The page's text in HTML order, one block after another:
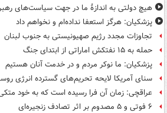
هیچ دولتی به اندازۀ ما در جهت سیاست‌های
پزشکیان: هرگز استعفا نداده‌ام و نخواهم داد
تجاوزات مجدد رژیم صهیونیستی به جنوب لبنان
حمله به ۱۵ نفتکش‌ اماراتی از ابتدای جنگ
پزشکیان: ما نوکر مردم و در خدمت آنان هستیم
سنای آمریکا لایحه تحریم‌های گسترده انرژی
عراقچی: زمان آن فرا رسیده است که به خود
۶ فوتی و ۵ مصدوم بر اثر تصادف زنجیره‌ای